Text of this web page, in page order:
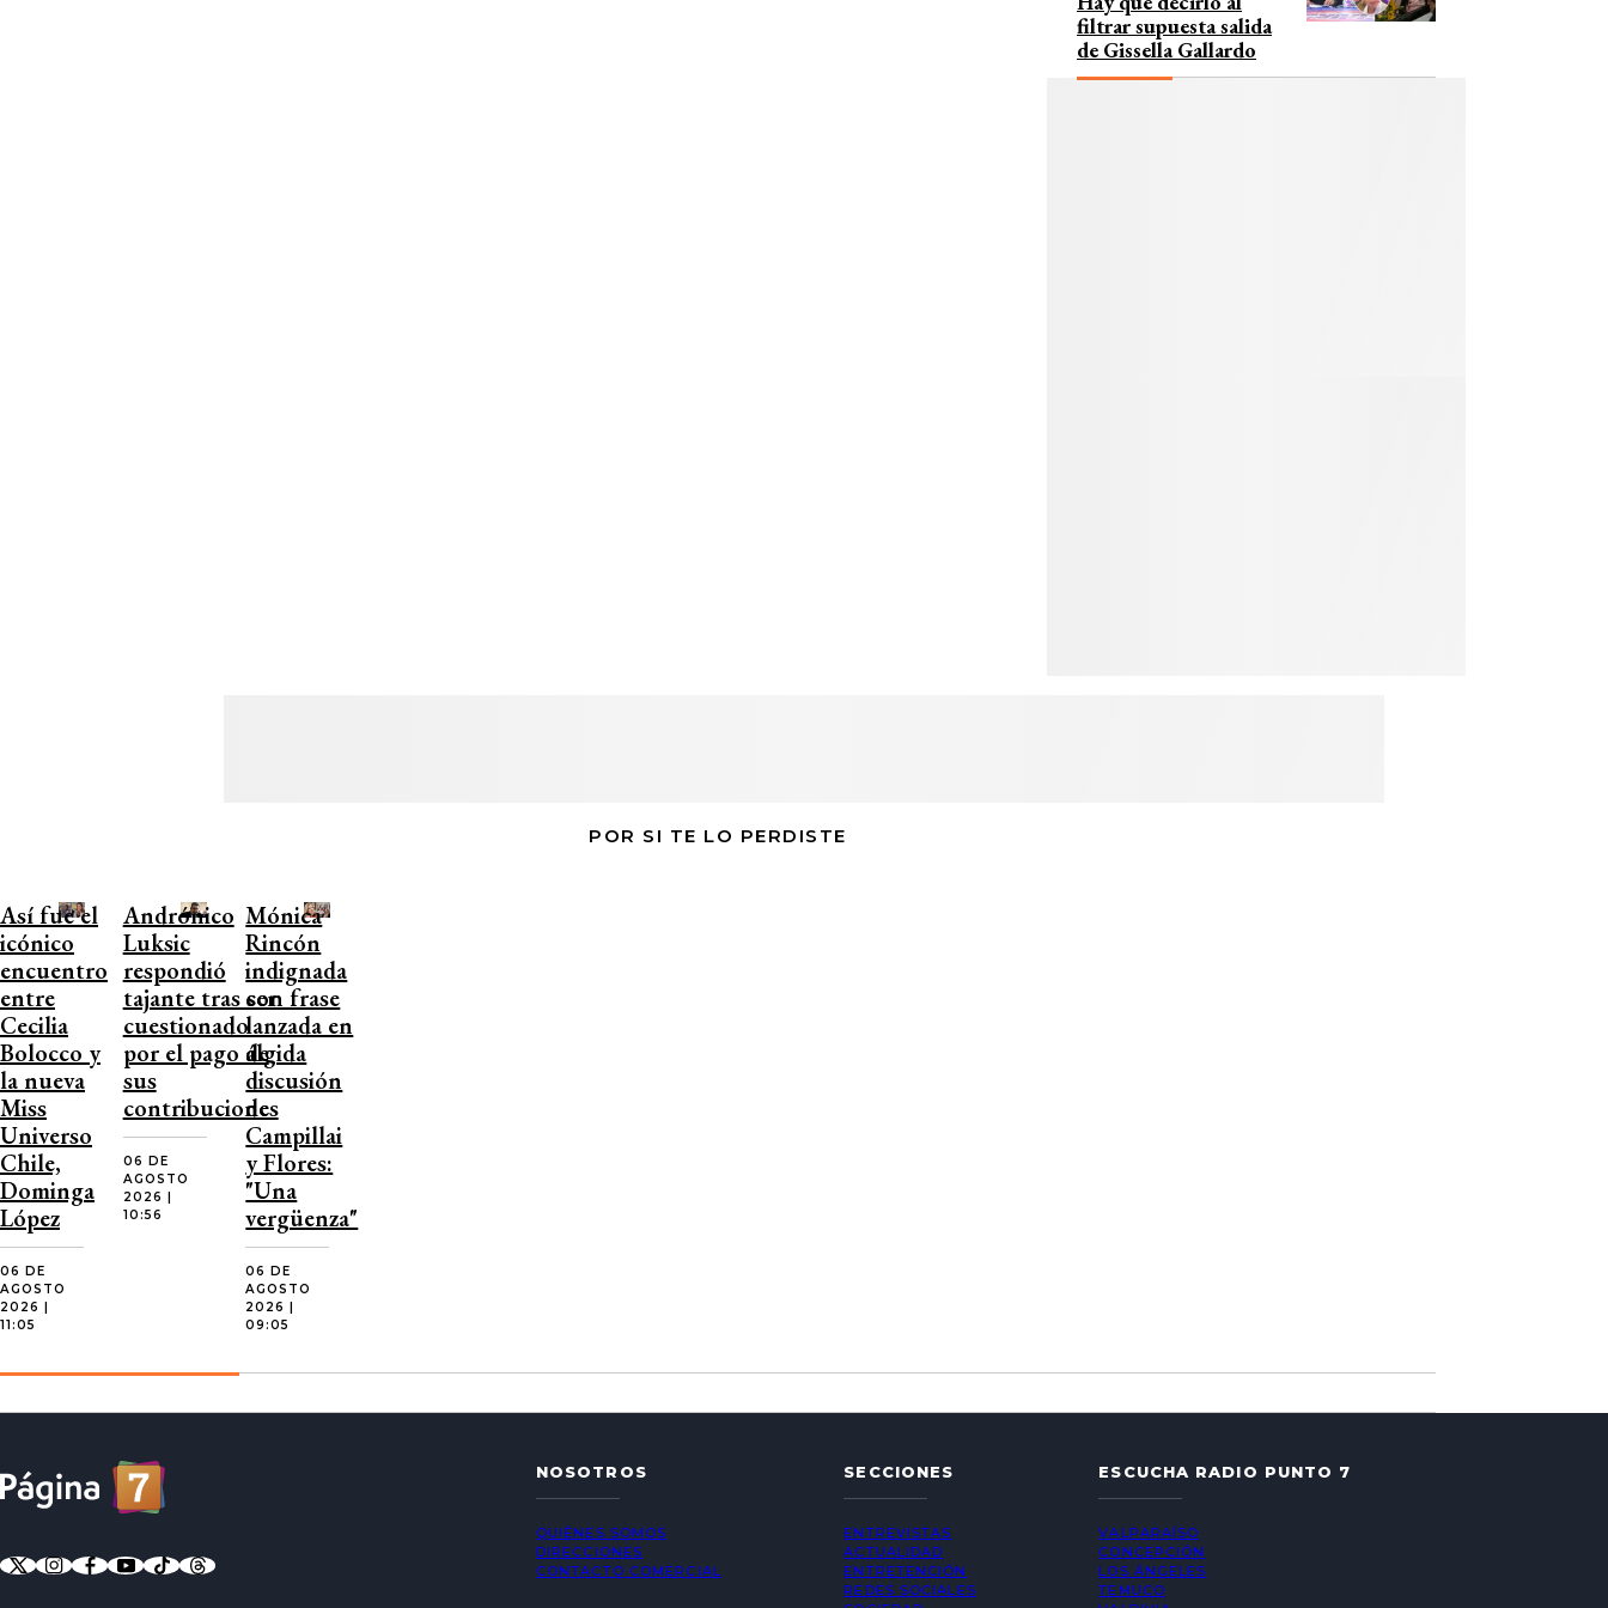
filtrar supuesta salida
de Gissella Gallardo
POR SI TE LO PERDISTE
Así fue el
icónico
encuentro
entre
Cecilia
Bolocco y
la nueva
Miss
Universo
Chile,
Dominga
López
06 DE
AGOSTO
2026 |
11:05
Andrónico
Luksic
respondió
tajante tras ser
cuestionado
por el pago de
sus
contribuciones
06 DE
AGOSTO
2026 |
10:56
Mónica
Rincón
indignada
con frase
lanzada en
álgida
discusión
de
Campillai
y Flores:
"Una
vergüenza"
06 DE
AGOSTO
2026 |
09:05
NOSOTROS
QUIÉNES SOMOS
DIRECCIONES
CONTACTO COMERCIAL
SECCIONES
ENTREVISTAS
ACTUALIDAD
ENTRETENCIÓN
REDES SOCIALES
ESCUCHA RADIO PUNTO 7
VALPARAÍSO
CONCEPCIÓN
LOS ÁNGELES
TEMUCO